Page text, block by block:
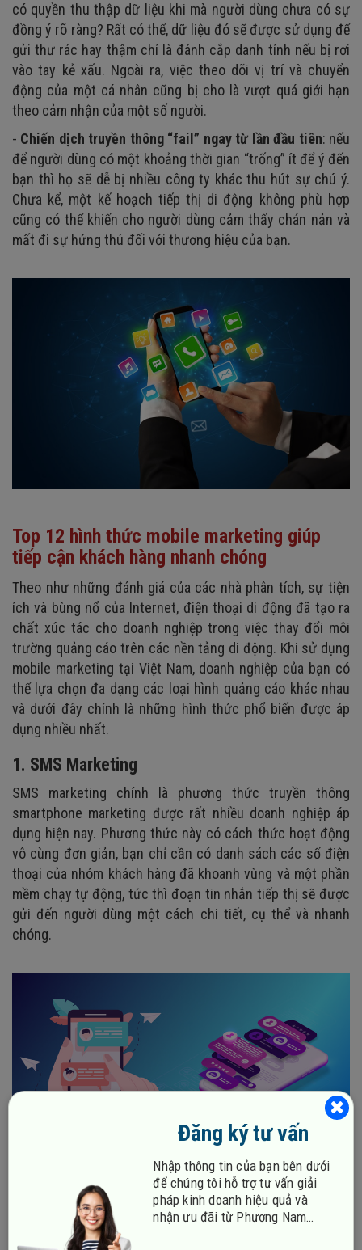
có quyền thu thập dữ liệu khi mà người dùng chưa có sự
đồng ý rõ ràng? Rất có thể, dữ liệu đó sẽ được sử dụng để
gửi thư rác hay thậm chí là đánh cắp danh tính nếu bị rơi
vào tay kẻ xấu. Ngoài ra, việc theo dõi vị trí và chuyển
động của một cá nhân cũng bị cho là vượt quá giới hạn
theo cảm nhận của một số người.
- Chiến dịch truyền thông “fail” ngay từ lần đầu tiên: nếu
để người dùng có một khoảng thời gian “trống” ít để ý đến
bạn thì họ sẽ dễ bị nhiều công ty khác thu hút sự chú ý.
Chưa kể, một kế hoạch tiếp thị di động không phù hợp
cũng có thể khiến cho người dùng cảm thấy chán nản và
mất đi sự hứng thú đối với thương hiệu của bạn.
Top 12 hình thức mobile marketing giúp
tiếp cận khách hàng nhanh chóng
Theo như những đánh giá của các nhà phân tích, sự tiện
ích và bùng nổ của Internet, điện thoại di động đã tạo ra
chất xúc tác cho doanh nghiệp trong việc thay đổi môi
trường quảng cáo trên các nền tảng di động. Khi sử dụng
mobile marketing tại Việt Nam, doanh nghiệp của bạn có
thể lựa chọn đa dạng các loại hình quảng cáo khác nhau
và dưới đây chính là những hình thức phổ biến được áp
dụng nhiều nhất.
1. SMS Marketing
SMS marketing chính là phương thức truyền thông
smartphone marketing được rất nhiều doanh nghiệp áp
dụng hiện nay. Phương thức này có cách thức hoạt động
vô cùng đơn giản, bạn chỉ cần có danh sách các số điện
thoại của nhóm khách hàng đã khoanh vùng và một phần
mềm chạy tự động, tức thì đoạn tin nhắn tiếp thị sẽ được
gửi đến người dùng một cách chi tiết, cụ thể và nhanh
chóng.
2. PSMS (Dịch vụ tin nhắn ngắn đặc biệt)
PSMS được xem là một phiên bản nâng cấp của SMM
marketing. Thông thường, các mẫu tin quảng cáo này sẽ
Đăng ký tư vấn
Nhập thông tin của bạn bên dưới
để chúng tôi hỗ trợ tư vấn giải
pháp kinh doanh hiệu quả và
nhận ưu đãi từ Phương Nam